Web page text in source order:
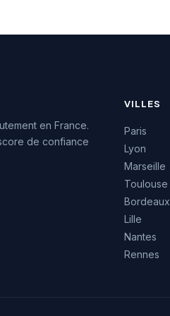
bassin d'emploi de la région
en France.
de confiance
VILLES
Paris
Lyon
Marseille
Toulouse
Bordeaux
Lille
Nantes
Rennes